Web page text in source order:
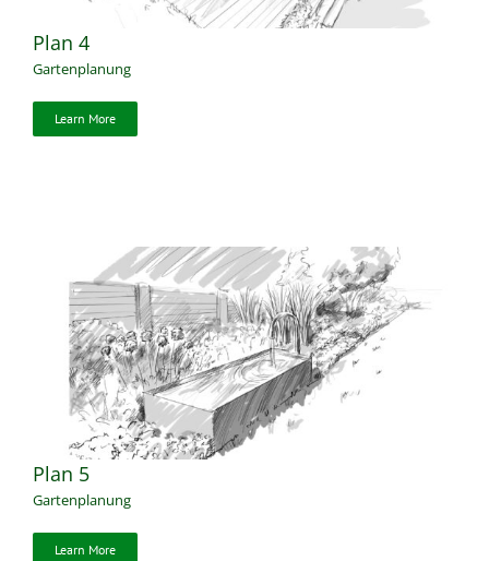
Plan 4
Gartenplanung
Learn More
Plan 5
Gartenplanung
Learn More